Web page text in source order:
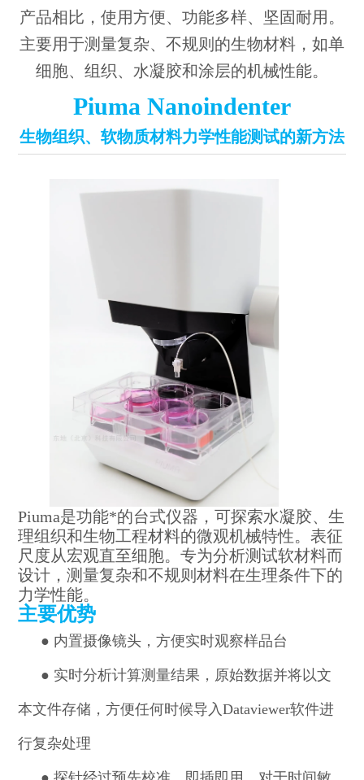
产品相比，使用方便、功能多样、坚固耐用。
主要用于测量复杂、不规则的生物材料，如单
细胞、组织、水凝胶和涂层的机械性能。
Piuma Nanoindenter
生物组织、软物质材料力学性能测试的新方法
Piuma是功能*的台式仪器，可探索水凝胶、生
理组织和生物工程材料的微观机械特性。表征
尺度从宏观直至细胞。专为分析测试软材料而
设计，测量复杂和不规则材料在生理条件下的
力学性能。
主要优势
● 内置摄像镜头，方便实时观察样品台
● 实时分析计算测量结果 ，原始数据并将以文
本文件存储，方便任何时候导入Dataviewer软件进
行复杂处理